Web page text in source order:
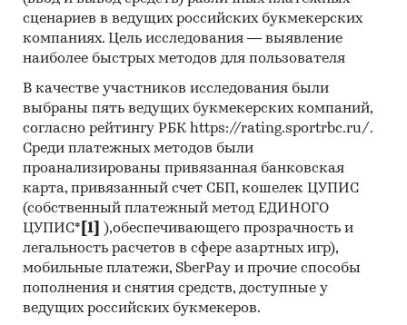
других волокнистых материалов и прочие
машины для обработки древесины или
пробки
Представлена информация об объеме импорта
и экспорта заянварь 2019 - май 2024
натуральном и денежном выражении с
детализацией в разрезе стран, а также
динамика средневзвешенной стоимости.
*Данные после января 2022 года могут быть
недоступны для стран Евразийского
экономического союза: Белоруссии, Армении,
Кыргызстана и Казахстана.
сценариев в ведущих российских букмекерских
компаниях. Цель исследования — выявление
наиболее быстрых методов для пользователя
В качестве участников исследования были
выбраны пять ведущих букмекерских компаний,
согласно рейтингу РБК https://rating.sportrbc.ru/.
Среди платежных методов были
проанализированы привязанная банковская
карта, привязанный счет СБП, кошелек ЦУПИС
(собственный платежный метод ЕДИНОГО
ЦУПИС* [1]
),обеспечивающего прозрачность и
легальность расчетов в сфере азартных игр),
мобильные платежи, SberPay и прочие способы
пополнения и снятия средств, доступные у
ведущих российских букмекеров.